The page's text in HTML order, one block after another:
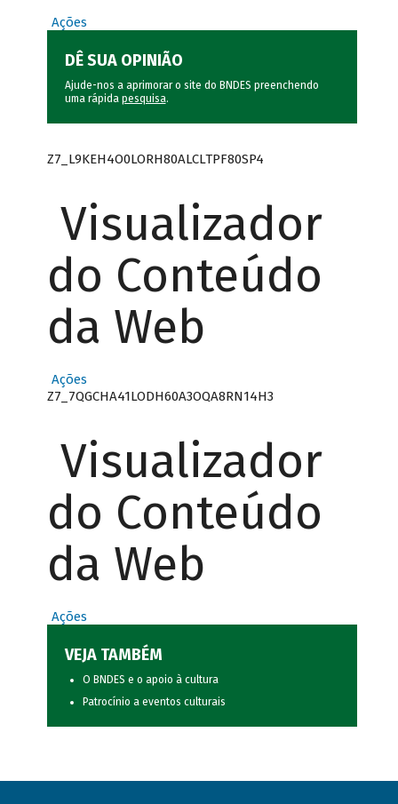
Ações
DÊ SUA OPINIÃO
Ajude-nos a aprimorar o site do BNDES preenchendo
uma rápida pesquisa.
Z7_L9KEH4O0LORH80ALCLTPF80SP4
Visualizador
do Conteúdo
da Web
Ações
Z7_7QGCHA41LODH60A3OQA8RN14H3
Visualizador
do Conteúdo
da Web
Ações
VEJA TAMBÉM
O BNDES e o apoio à cultura
Patrocínio a eventos culturais